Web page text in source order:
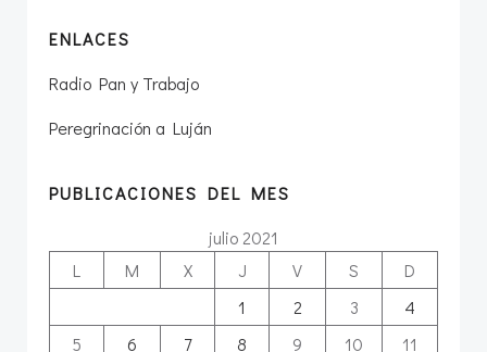
ENLACES
Radio Pan y Trabajo
Peregrinación a Luján
PUBLICACIONES DEL MES
julio 2021
L
M X J V S
D
1
2 3
4
5
6 7 8 9 10 11